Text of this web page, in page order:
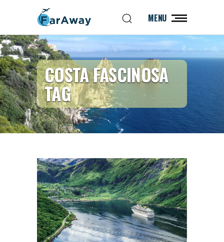
MENU
COSTA FASCINOSA
TAG